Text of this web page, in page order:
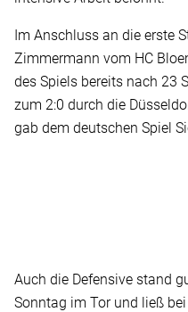
Im Anschluss an die erste
Zimmermann vom HC
des Spiels bereits nach 23
zum 2:0 durch die
gab dem deutschen Spiel
Auch die Defensive stand
Sonntag im Tor und ließ